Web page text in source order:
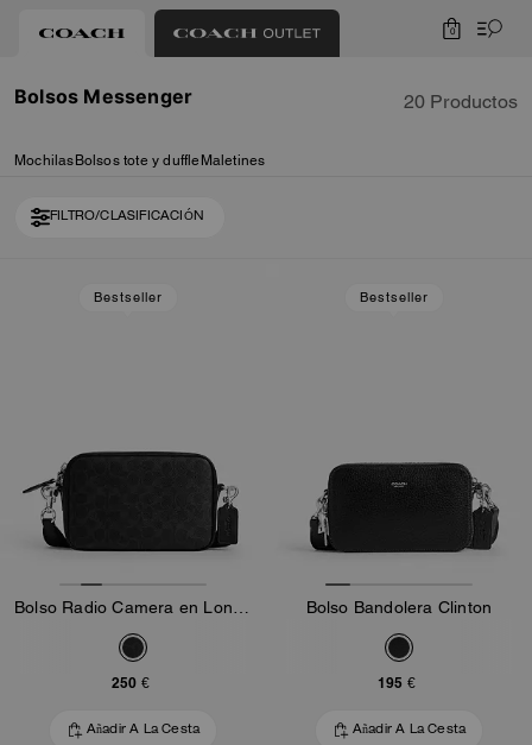
0
Bolsos Messenger 20 Productos
Mochilas Bolsos tote y duffle Maletines
FILTRO/CLASIFICACIÓN
Bestseller
250 €
Añadir A La Cesta
Bestseller
Bolso Bandolera Clinton
195 €
Añadir A La Cesta